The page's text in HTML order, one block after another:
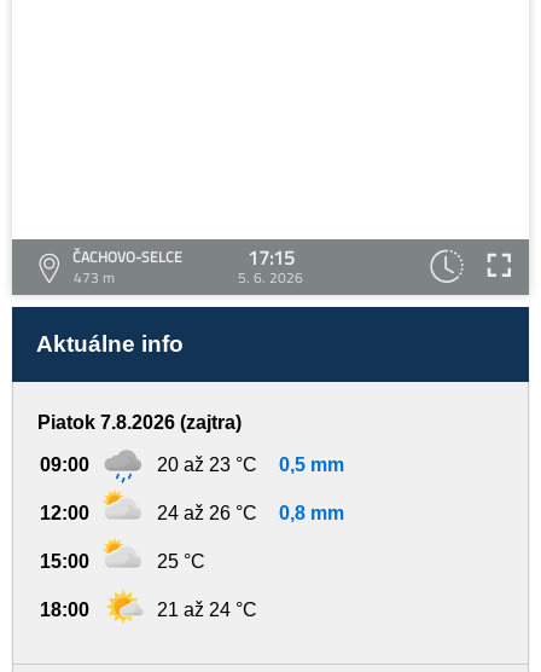
ČACHOVO-SELCE
473 m
17:15
5. 6. 2026
Aktuálne info
Piatok 7.8.2026 (zajtra)
09:00 20 až 23 °C 0,5 mm
12:00 24 až 26 °C 0,8 mm
15:00 25 °C
18:00 21 až 24 °C